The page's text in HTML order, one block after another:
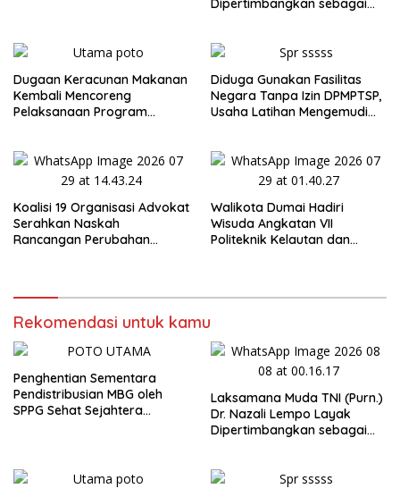
Dipertimbangkan sebagai
Berkompromi terhadap
Dugaan Keracunan Makanan
Kembali Mencoreng
Pelaksanaan Program
Bersama Kota Dumai
Diduga Gunakan Fasilitas
Negara Tanpa Izin DPMPTSP,
Usaha Latihan Mengemudi
Koalisi 19 Organisasi Advokat
Serahkan Naskah
Rancangan Perubahan
Walikota Dumai Hadiri
Wisuda Angkatan VII
Politeknik Kelautan dan
Rekomendasi untuk kamu
Penghentian Sementara
Pendistribusian MBG oleh
SPPG Sehat Sejahtera
Laksamana Muda TNI (Purn.)
Dr. Nazali Lempo Layak
Dipertimbangkan sebagai
Berkompromi terhadap